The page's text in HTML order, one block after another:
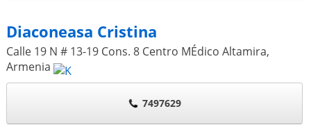
Diaconeasa Cristina
Calle 19 N # 13-19 Cons. 8 Centro MÉdico Altamira,
Armenia
7497629